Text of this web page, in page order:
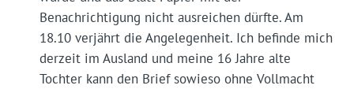
Benachrichtigung nicht ausreichen dürfte. Am
18.10 verjährt die Angelegenheit. Ich befinde mich
derzeit im Ausland und meine 16 Jahre alte
Tochter kann den Brief sowieso ohne Vollmacht